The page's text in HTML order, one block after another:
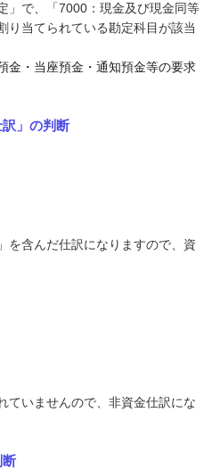
」で、「7000：現金及び現金同等
当てられている勘定科目が該当
金・当座預金・通知預金等の要求
」の判断
を含んだ仕訳になりますので、資
ていませんので、非資金仕訳にな
断